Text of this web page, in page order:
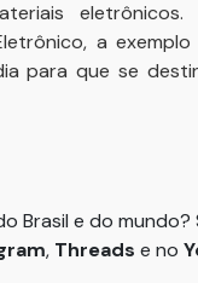
a
para que se
Brasil e do mundo?
, Threads e no